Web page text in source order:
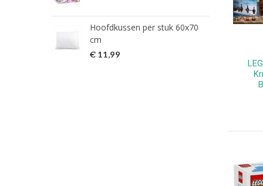
Hoofdkussen per stuk 60x70
cm
€ 11,99
HG